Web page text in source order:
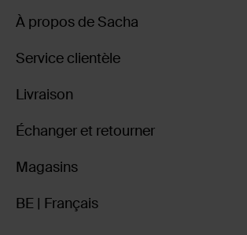
À propos de Sacha
Service clientèle
Livraison
Échanger et retourner
Magasins
BE | Français